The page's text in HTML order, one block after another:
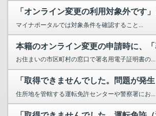
マイナポータルでは対象条件を確認すること...
お住まいの市区町村の窓口で署名用電子証明書の...
住所地を管轄する運転免許センターや警察署にお...